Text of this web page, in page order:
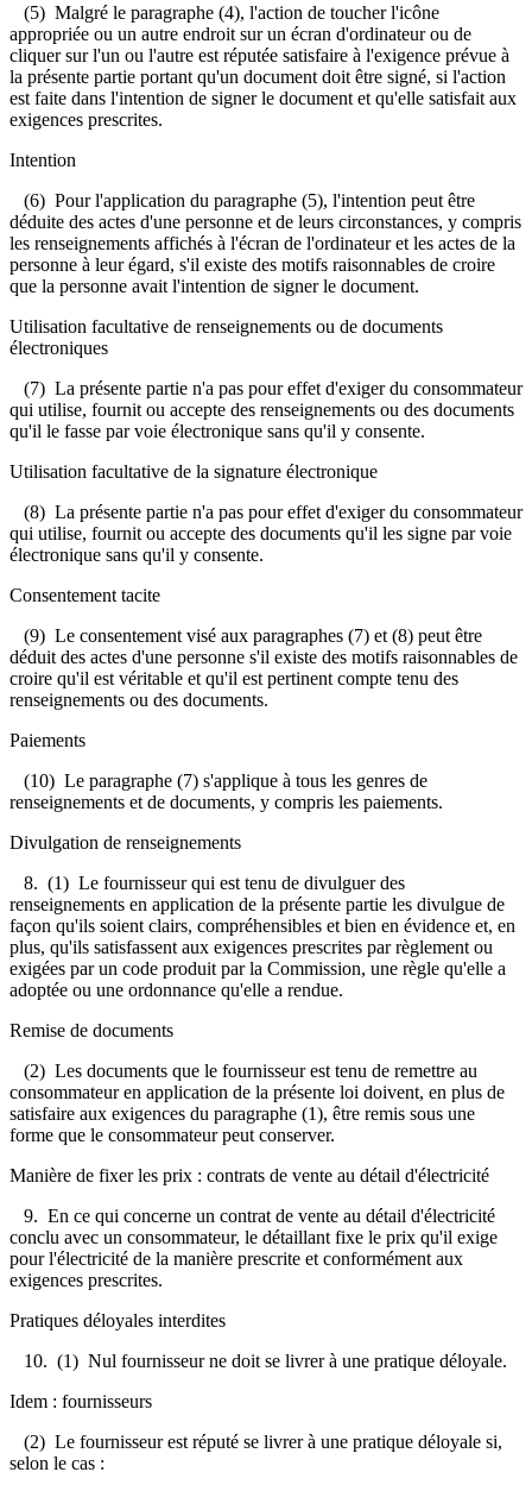
(5) Malgré le paragraphe (4), l'action de toucher l'icône
appropriée ou un autre endroit sur un écran d'ordinateur ou de
cliquer sur l'un ou l'autre est réputée satisfaire à l'exigence prévue à
la présente partie portant qu'un document doit être signé, si l'action
est faite dans l'intention de signer le document et qu'elle satisfait aux
exigences prescrites.
Intention
(6) Pour l'application du paragraphe (5), l'intention peut être
déduite des actes d'une personne et de leurs circonstances, y compris
les renseignements affichés à l'écran de l'ordinateur et les actes de la
personne à leur égard, s'il existe des motifs raisonnables de croire
que la personne avait l'intention de signer le document.
Utilisation facultative de renseignements ou de documents
électroniques
(7) La présente partie n'a pas pour effet d'exiger du consommateur
qui utilise, fournit ou accepte des renseignements ou des documents
qu'il le fasse par voie électronique sans qu'il y consente.
Utilisation facultative de la signature électronique
(8) La présente partie n'a pas pour effet d'exiger du consommateur
qui utilise, fournit ou accepte des documents qu'il les signe par voie
électronique sans qu'il y consente.
Consentement tacite
(9) Le consentement visé aux paragraphes (7) et (8) peut être
déduit des actes d'une personne s'il existe des motifs raisonnables de
croire qu'il est véritable et qu'il est pertinent compte tenu des
renseignements ou des documents.
Paiements
(10) Le paragraphe (7) s'applique à tous les genres de
renseignements et de documents, y compris les paiements.
Divulgation de renseignements
8. (1) Le fournisseur qui est tenu de divulguer des
renseignements en application de la présente partie les divulgue de
façon qu'ils soient clairs, compréhensibles et bien en évidence et, en
plus, qu'ils satisfassent aux exigences prescrites par règlement ou
exigées par un code produit par la Commission, une règle qu'elle a
adoptée ou une ordonnance qu'elle a rendue.
Remise de documents
(2) Les documents que le fournisseur est tenu de remettre au
consommateur en application de la présente loi doivent, en plus de
satisfaire aux exigences du paragraphe (1), être remis sous une
forme que le consommateur peut conserver.
Manière de fixer les prix : contrats de vente au détail d'électricité
9. En ce qui concerne un contrat de vente au détail d'électricité
conclu avec un consommateur, le détaillant fixe le prix qu'il exige
pour l'électricité de la manière prescrite et conformément aux
exigences prescrites.
Pratiques déloyales interdites
10. (1) Nul fournisseur ne doit se livrer à une pratique déloyale.
Idem : fournisseurs
(2) Le fournisseur est réputé se livrer à une pratique déloyale si,
selon le cas :